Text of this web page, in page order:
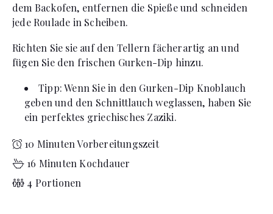
dem Backofen, entfernen die Spieße und schneiden
jede Roulade in Scheiben.
Richten Sie sie auf den Tellern fächerartig an und
fügen Sie den frischen Gurken-Dip hinzu.
Tipp: Wenn Sie in den Gurken-Dip Knoblauch
geben und den Schnittlauch weglassen, haben Sie
ein perfektes griechisches Zaziki.
10 Minuten Vorbereitungszeit
16 Minuten Kochdauer
4 Portionen